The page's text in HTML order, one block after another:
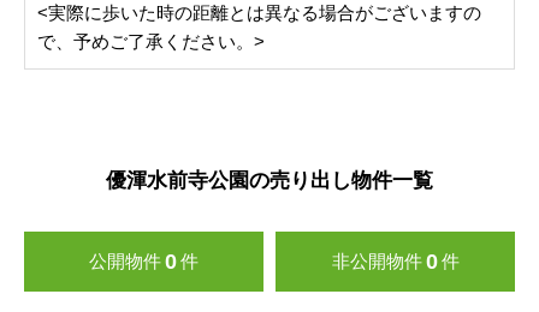
<実際に歩いた時の距離とは異なる場合がございますの
で、予めご了承ください。>
優渾水前寺公園の売り出し物件一覧
公開物件0件 非公開物件 0 件